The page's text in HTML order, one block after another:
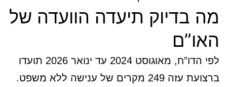
מה בדיוק תיעדה הוועדה של
האו”ם
לפי הדו”ח, מאוגוסט 2024 עד ינואר 2026 תועדו
ברצועת עזה 249 מקרים של ענישה ללא משפט.